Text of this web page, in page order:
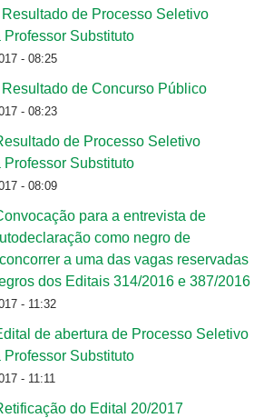
de Processo Seletivo
Substituto
- 08:25
de Concurso Público
- 08:23
de Processo Seletivo
Substituto
- 08:09
para a entrevista de
como negro de
a uma das vagas reservadas
dos Editais 314/2016 e 387/2016
- 11:32
de abertura de Processo Seletivo
Substituto
- 11:11
do Edital 20/2017